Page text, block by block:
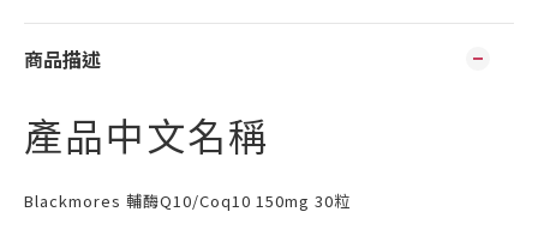
商品描述
產品中文名稱
Blackmores 輔酶Q10/Coq10 150mg 30粒